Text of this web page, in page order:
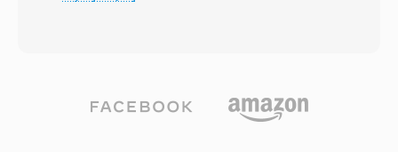
licencjonowanie zniechocalo deweloperow
zewnetrznych. W 2009 roku projekt FFmpeg
bitowa i liczbe kanalow. Ta prosta struktura